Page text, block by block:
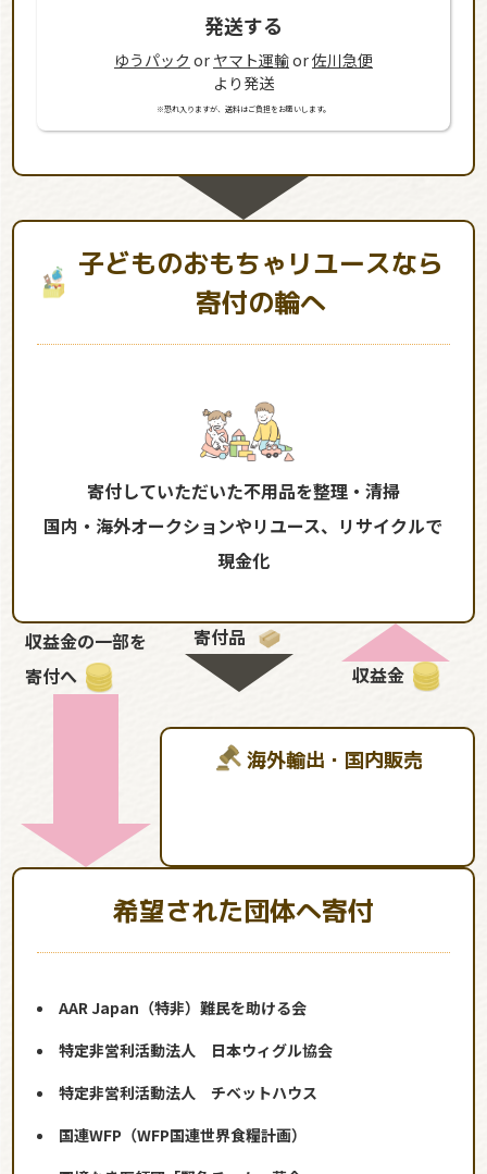
発送する
ゆうパック or ヤマト運輸or佐川急便
より発送
※恐れ入りますが、送料はご負担をお願いします。
子どものおもちゃリユースなら
寄付の輪へ
寄付していただいた不用品を整理・清掃
国内・海外オークションやリユース、リサイクルで
現金化
収益金の一部を
寄付へ
寄付品
収益金
海外輸出・国内販売
希望された団体へ寄付
AAR Japan（特非）難民を助ける会
特定非営利活動法人 日本ウィグル協会
特定非営利活動法人 チベットハウス
国連WFP（WFP国連世界食糧計画）